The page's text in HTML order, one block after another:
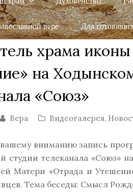
вере Для
храма
на
«Союз»
Вера Видеогалерея,
вниманию запись
студии телеканала «Союз»
Матери «Отрада и
Тема беседы: Смысл